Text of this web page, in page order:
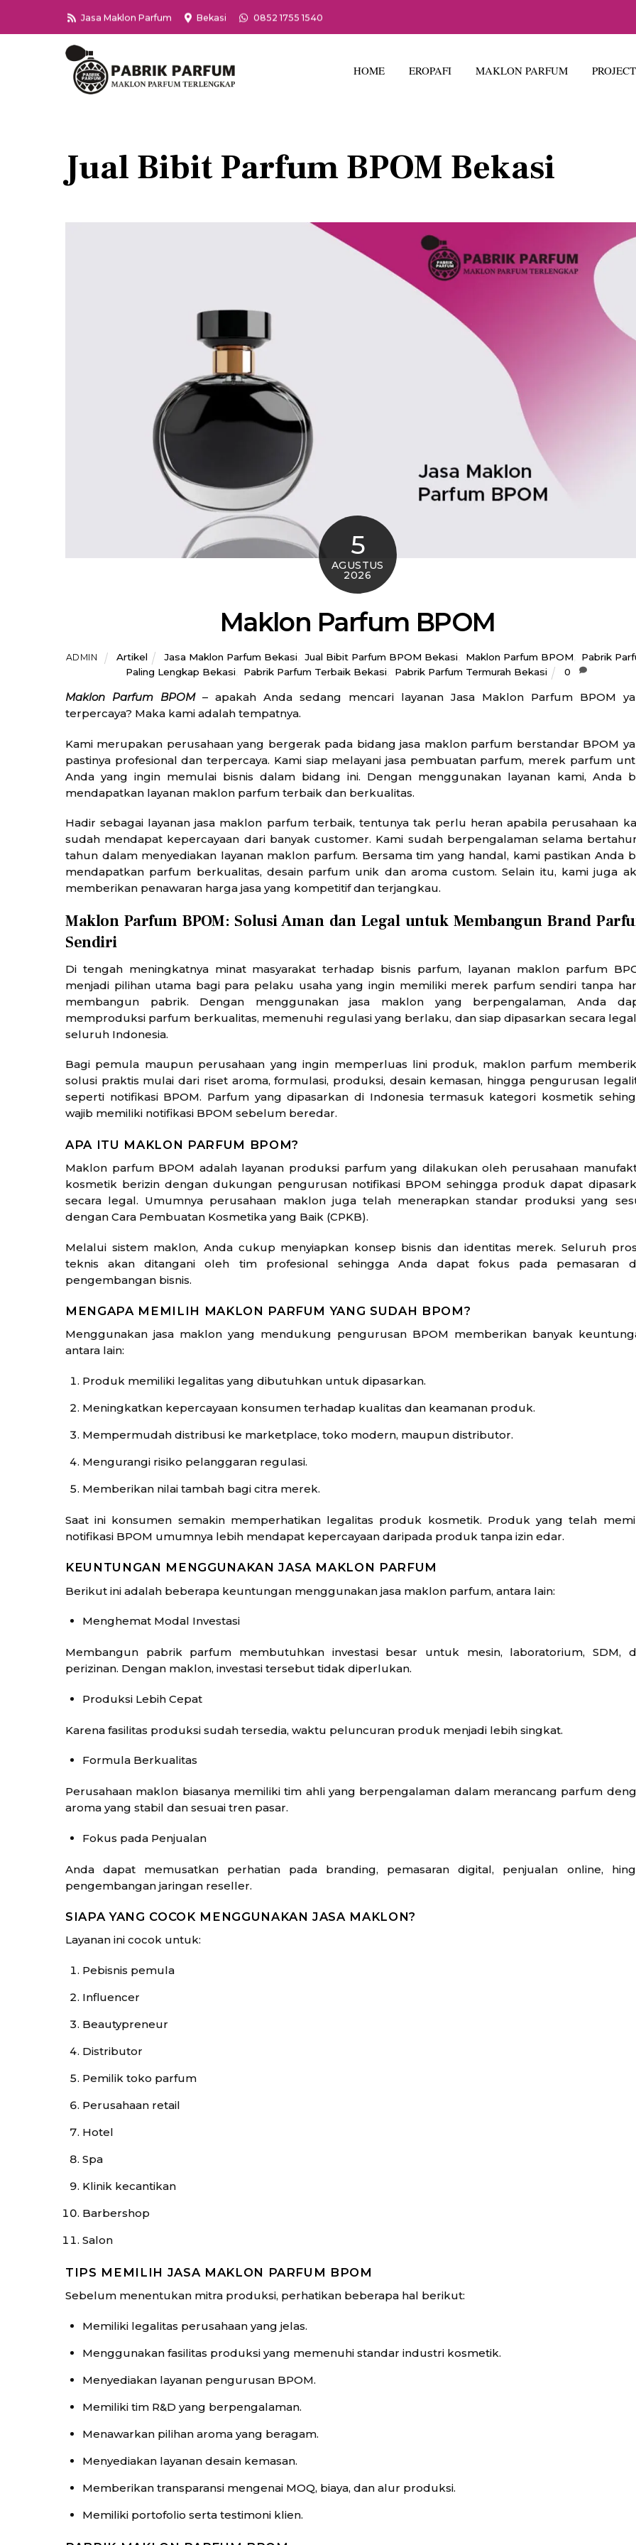
Jasa Maklon Parfum Bekasi 0852 1755 1540
HOME EROPAFI MAKLON PARFUM
Jual Bibit Parfum BPOM Bekasi
5
AGUSTUS
2026
Maklon Parfum BPOM
ADMIN Artikel Jasa Maklon Parfum Bekasi Jual Bibit Parfum BPOM Bekasi Maklon Parfum BPOM
Pabrik
Paling Lengkap Bekasi
Pabrik Parfum Terbaik Bekasi Pabrik Parfum Termurah Bekasi 0
Maklon Parfum BPOM– apakah Anda sedang mencari layanan Jasa Maklon Parfum BPOM
terpercaya? Maka kami adalah tempatnya.
Kami merupakan perusahaan yang bergerak pada bidang jasa maklon parfum berstandar BPOM
pastinya profesional dan terpercaya. Kami siap melayani jasa pembuatan parfum, merek parfum
Anda yang ingin memulai bisnis dalam bidang ini. Dengan menggunakan layanan kami, Anda
mendapatkan layanan maklon parfum terbaik dan berkualitas.
Hadir sebagai layanan jasa maklon parfum terbaik, tentunya tak perlu heran apabila perusahaan
sudah mendapat kepercayaan dari banyak customer. Kami sudah berpengalaman selama
tahun dalam menyediakan layanan maklon parfum. Bersama tim yang handal, kami pastikan Anda
mendapatkan parfum berkualitas, desain parfum unik dan aroma custom. Selain itu, kami juga
memberikan penawaran harga jasa yang kompetitif dan terjangkau.
Maklon Parfum BPOM: Solusi Aman dan Legal untuk Membangun Brand
Sendiri
Di tengah meningkatnya minat masyarakat terhadap bisnis parfum, layanan maklon parfum
menjadi pilihan utama bagi para pelaku usaha yang ingin memiliki merek parfum sendiri tanpa
membangun pabrik. Dengan menggunakan jasa maklon yang berpengalaman, Anda
memproduksi parfum berkualitas, memenuhi regulasi yang berlaku, dan siap dipasarkan secara
seluruh Indonesia.
Bagi pemula maupun perusahaan yang ingin memperluas lini produk, maklon parfum
solusi praktis mulai dari riset aroma, formulasi, produksi, desain kemasan, hingga pengurusan
seperti notifikasi BPOM. Parfum yang dipasarkan di Indonesia termasuk kategori kosmetik
wajib memiliki notifikasi BPOM sebelum beredar.
APA ITU MAKLON PARFUM BPOM?
Maklon parfum BPOM adalah layanan produksi parfum yang dilakukan oleh perusahaan
kosmetik berizin dengan dukungan pengurusan notifikasi BPOM sehingga produk dapat
secara legal. Umumnya perusahaan maklon juga telah menerapkan standar produksi yang
dengan Cara Pembuatan Kosmetika yang Baik (CPKB).
Melalui sistem maklon, Anda cukup menyiapkan konsep bisnis dan identitas merek. Seluruh
teknis akan ditangani oleh tim profesional sehingga Anda dapat fokus pada pemasaran
pengembangan bisnis.
MENGAPA MEMILIH MAKLON PARFUM YANG SUDAH BPOM?
Menggunakan jasa maklon yang mendukung pengurusan BPOM memberikan banyak
antara lain:
Produk memiliki legalitas yang dibutuhkan untuk dipasarkan.
Meningkatkan kepercayaan konsumen terhadap kualitas dan keamanan produk.
Mempermudah distribusi ke marketplace, toko modern, maupun distributor.
Mengurangi risiko pelanggaran regulasi.
Memberikan nilai tambah bagi citra merek.
Saat ini konsumen semakin memperhatikan legalitas produk kosmetik. Produk yang telah
notifikasi BPOM umumnya lebih mendapat kepercayaan daripada produk tanpa izin edar.
KEUNTUNGAN MENGGUNAKAN JASA MAKLON PARFUM
Berikut ini adalah beberapa keuntungan menggunakan jasa maklon parfum, antara lain:
Menghemat Modal Investasi
Membangun pabrik parfum membutuhkan investasi besar untuk mesin, laboratorium, SDM,
perizinan. Dengan maklon, investasi tersebut tidak diperlukan.
Produksi Lebih Cepat
Karena fasilitas produksi sudah tersedia, waktu peluncuran produk menjadi lebih singkat.
Formula Berkualitas
Perusahaan maklon biasanya memiliki tim ahli yang berpengalaman dalam merancang parfum
aroma yang stabil dan sesuai tren pasar.
Fokus pada Penjualan
Anda dapat memusatkan perhatian pada branding, pemasaran digital, penjualan online,
pengembangan jaringan reseller.
SIAPA YANG COCOK MENGGUNAKAN JASA MAKLON?
Layanan ini cocok untuk:
Pebisnis pemula
Influencer
Beautypreneur
Distributor
Pemilik toko parfum
Perusahaan retail
Hotel
Spa
Klinik kecantikan
Barbershop
Salon
TIPS MEMILIH JASA MAKLON PARFUM BPOM
Sebelum menentukan mitra produksi, perhatikan beberapa hal berikut:
Memiliki legalitas perusahaan yang jelas.
Menggunakan fasilitas produksi yang memenuhi standar industri kosmetik.
Menyediakan layanan pengurusan BPOM.
Memiliki tim R&D yang berpengalaman.
Menawarkan pilihan aroma yang beragam.
Menyediakan layanan desain kemasan.
Memberikan transparansi mengenai MOQ, biaya, dan alur produksi.
Memiliki portofolio serta testimoni klien.